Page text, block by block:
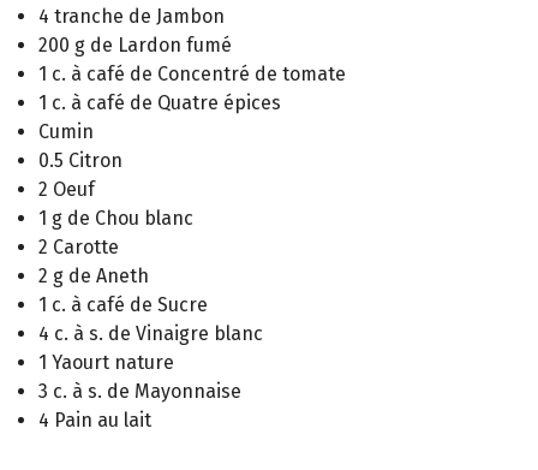
4 tranche de Jambon
200 g de Lardon fumé
1 c. à café de Concentré de tomate
1 c. à café de Quatre épices
Cumin
0.5 Citron
2 Oeuf
1 g de Chou blanc
2 Carotte
2 g de Aneth
1 c. à café de Sucre
4 c. à s. de Vinaigre blanc
1 Yaourt nature
3 c. à s. de Mayonnaise
4 Pain au lait